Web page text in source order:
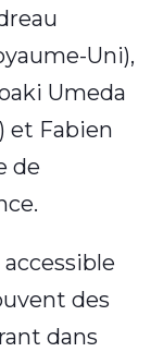
Uni),
Umeda
et Fabien
de
des
dans